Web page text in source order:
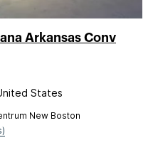
Arkansas Conv
States
New Boston